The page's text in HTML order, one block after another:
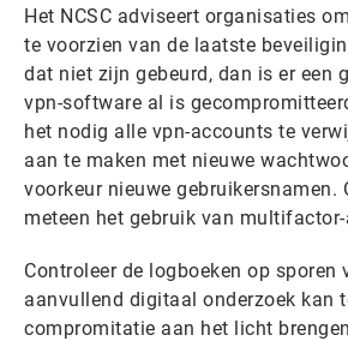
Het NCSC adviseert organisaties
te voorzien van de laatste
dat niet zijn gebeurd, dan is er een
vpn-software al is
het nodig alle vpn-accounts te
aan te maken met nieuwe
voorkeur nieuwe gebruikersnamen.
meteen het gebruik van
Controleer de logboeken op sporen
aanvullend digitaal onderzoek kan
compromitatie aan het licht